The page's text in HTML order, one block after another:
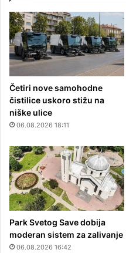
Četiri nove samohodne
čistilice uskoro stižu na
niške ulice
06.08.2026 18:11
Park Svetog Save dobija
moderan sistem za zalivanje
06.08.2026 16:42